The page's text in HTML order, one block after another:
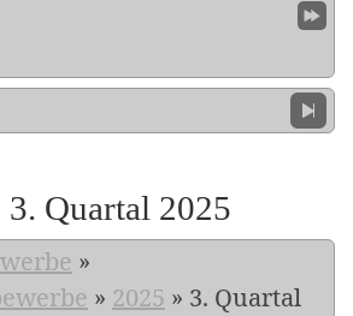
Quartal 2025
»
» 2025 » 3. Quartal